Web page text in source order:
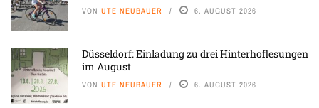
VON UTE NEUBAUER 6. AUGUST 2026
Düsseldorf: Einladung zu drei Hinterhoflesungen
im August
VON UTE NEUBAUER 6. AUGUST 2026